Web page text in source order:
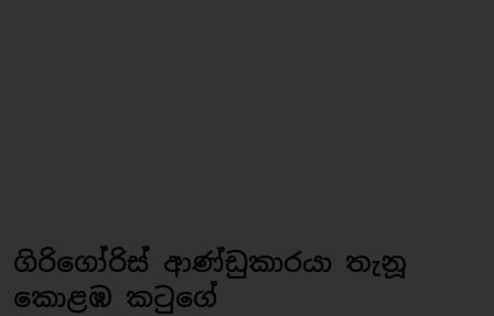
ගිරිගෝරිස් ආණ්ඩුකාරයා තැනූ
කොළඹ කටුගේ